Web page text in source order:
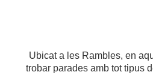
Ubicat a les Rambles, en
trobar parades amb tot tipus